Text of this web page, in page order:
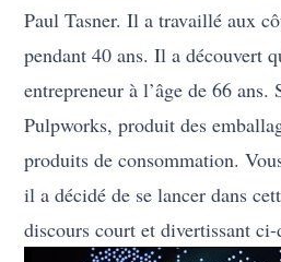
Paul Tasner. Il a travaillé aux
pendant 40 ans. Il a découvert
entrepreneur à l’âge de 66 ans.
Pulpworks, produit des
produits de consommation.
il a décidé de se lancer dans
discours court et divertissant ci-